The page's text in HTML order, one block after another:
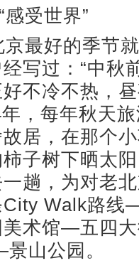
受世界”
最好的季节就
经写过：“中秋
不冷不热，
，每年秋天
居，在那个
子树下晒太
趟，为对老
City Walk路
术馆—五四
山公园。